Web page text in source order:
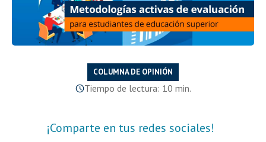
COLUMNA DE OPINIÓN
Tiempo de lectura: 10 min.
¡Comparte en tus redes sociales!